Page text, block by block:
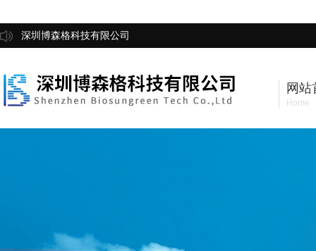
深圳博森格科技有限公司
网站
Home